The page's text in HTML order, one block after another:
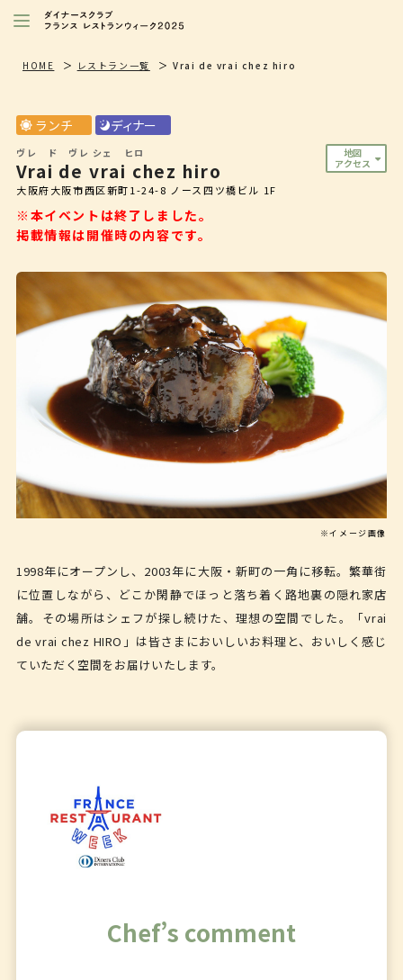
レストランを探す
特別イベント/キャンペーン
ニュース
店舗/プレス向け
HOME レストラン一覧 Vrai de vrai chez hiro
Vrai de vrai chez hiro
ヴレ ド ヴレ シェ ヒロ
大阪府大阪市西区新町1-24-8 ノース四ツ橋ビル 1F
※本イベントは終了しました。
掲載情報は開催時の内容です。
ランチ ディナー
地図
アクセス
※イメージ画像
1998年にオープンし、2003年に大阪・新町の一角に移転。繁華街
に位置しながら、どこか閑静でほっと落ち着く路地裏の隠れ家店
舗。その場所はシェフが探し続けた、理想の空間でした。「vrai
de vrai chez HIRO」は皆さまにおいしいお料理と、おいしく感じ
ていただく空間をお届けいたします。
Chef’s comment